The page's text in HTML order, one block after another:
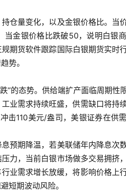
仓量变化，以及金银价格比。当
金银价格比跌破50，说明白银
期货软件跟踪国际白银期货实时
势。
”的态势。供给端扩产面临周期性
业需求持续旺盛，供需缺口将持
击110美元/盎司，美银证券在供
预期降温，若美联储年内降息次
力，当前白银市场做多交易拥挤
业需求增长放缓，将影响价格上
短期波动风险。